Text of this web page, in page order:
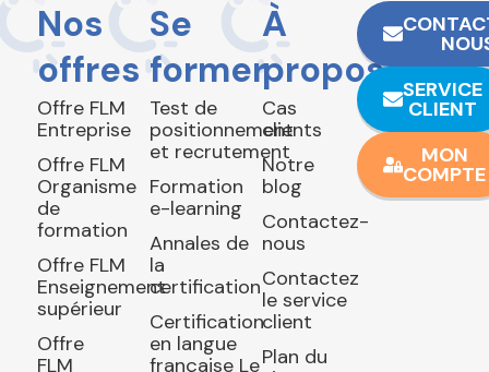
Nos
offres
Offre FLM
Entreprise
Offre FLM
Organisme
de
formation
Offre FLM
Enseignement
supérieur
Offre
FLM
Se
former
Test de
positionnement
et recrutement
Formation
e-learning
Annales de
la
certification
Certification
en langue
française Le
À
propos
Cas
clients
Notre
blog
Contactez-
nous
Contactez
le service
client
Plan du
SERVICE
CLIENT
MON
COMPTE